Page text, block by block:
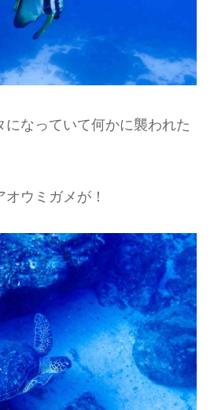
なっていて何かに襲われた
ウミガメが！